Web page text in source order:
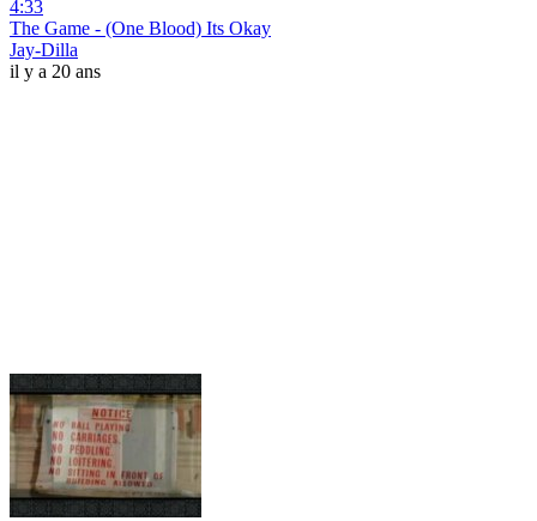
4:33
The Game - (One Blood) Its Okay
Jay-Dilla
il y a 20 ans